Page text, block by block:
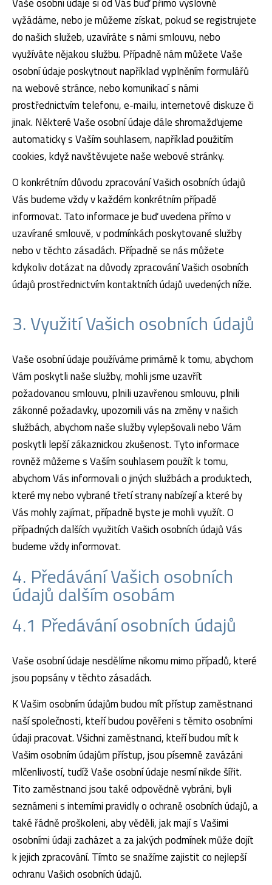
vyžádáme, nebo je můžeme získat, pokud se registrujete
do našich služeb, uzavíráte s námi smlouvu, nebo
využíváte nějakou službu. Případně nám můžete Vaše
osobní údaje poskytnout například vyplněním formulářů
na webové stránce, nebo komunikací s námi
prostřednictvím telefonu, e-mailu, internetové diskuze či
jinak. Některé Vaše osobní údaje dále shromažďujeme
automaticky s Vaším souhlasem, například použitím
cookies, když navštěvujete naše webové stránky.
O konkrétním důvodu zpracování Vašich osobních údajů
Vás budeme vždy v každém konkrétním případě
informovat. Tato informace je buď uvedena přímo v
uzavírané smlouvě, v podmínkách poskytované služby
nebo v těchto zásadách. Případně se nás můžete
kdykoliv dotázat na důvody zpracování Vašich osobních
údajů prostřednictvím kontaktních údajů uvedených níže.
3. Využití Vašich osobních údajů
Vaše osobní údaje používáme primárně k tomu, abychom
Vám poskytli naše služby, mohli jsme uzavřít
požadovanou smlouvu, plnili uzavřenou smlouvu, plnili
zákonné požadavky, upozornili vás na změny v našich
službách, abychom naše služby vylepšovali nebo Vám
poskytli lepší zákaznickou zkušenost. Tyto informace
rovněž můžeme s Vaším souhlasem použít k tomu,
abychom Vás informovali o jiných službách a produktech,
které my nebo vybrané třetí strany nabízejí a které by
Vás mohly zajímat, případně byste je mohli využít. O
případných dalších využitích Vašich osobních údajů Vás
budeme vždy informovat.
4. Předávání Vašich osobních
údajů dalším osobám
4.1 Předávání osobních údajů
Vaše osobní údaje nesdělíme nikomu mimo případů, které
jsou popsány v těchto zásadách.
K Vašim osobním údajům budou mít přístup zaměstnanci
naší společnosti, kteří budou pověřeni s těmito osobními
údaji pracovat. Všichni zaměstnanci, kteří budou mít k
Vašim osobním údajům přístup, jsou písemně zavázáni
mlčenlivostí, tudíž Vaše osobní údaje nesmí nikde šířit.
Tito zaměstnanci jsou také odpovědně vybráni, byli
seznámeni s interními pravidly o ochraně osobních údajů, a
také řádně proškoleni, aby věděli, jak mají s Vašimi
osobními údaji zacházet a za jakých podmínek může dojít
k jejich zpracování. Tímto se snažíme zajistit co nejlepší
ochranu Vašich osobních údajů.